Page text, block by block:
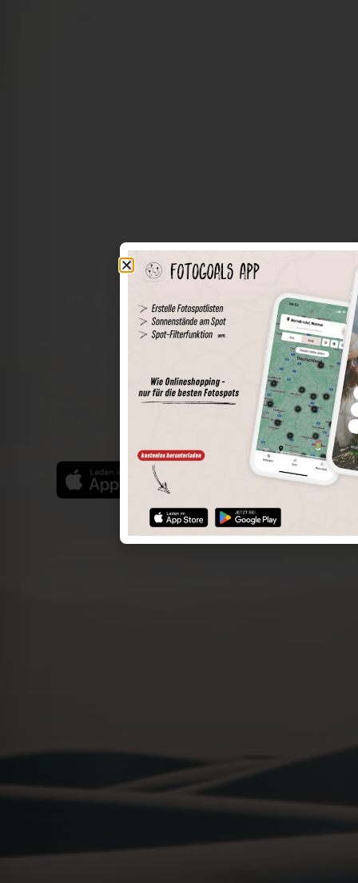
Die Welt der Orte in deiner Tasche
Spots speichern
Sonnenstände am Spot
Spotdetails
Filterfunktion
Finde die besten Fotospots noch einfacher mit unserer
App für iOS und Android und genieße einen größeren